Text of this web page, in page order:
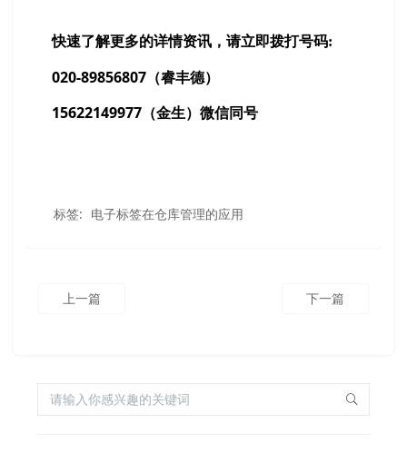
快速了解更多的详情资讯，请立即拨打号码:
020-89856807（睿丰德）
15622149977（金生）微信同号
标签: 电子标签在仓库管理的应用
上一篇 下一篇